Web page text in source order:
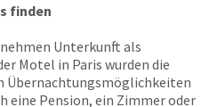
finden
Unterkunft als
Motel in Paris wurden die
Übernachtungsmöglichkeiten
eine Pension, ein Zimmer oder